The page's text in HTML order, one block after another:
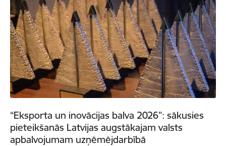
“Eksporta un inovācijas balva 2026”: sākusies
pieteikšanās Latvijas augstākajam valsts
apbalvojumam uzņēmējdarbībā